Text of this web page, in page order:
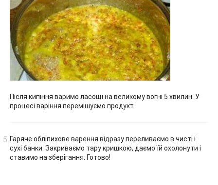
Після кипіння варимо ласощі на великому вогні 5 хвилин. У
процесі варіння перемішуємо продукт.
Гаряче обліпихове варення відразу переливаємо в чисті і
сухі банки. Закриваємо тару кришкою, даємо їй охолонути і
ставимо на зберігання. Готово!